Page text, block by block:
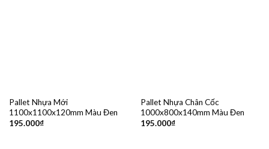
Pallet Nhựa Mới
1100x1100x120mm Màu Đen
195.000₫
Pallet Nhựa Chân Cốc
1000x800x140mm Màu Đen
195.000₫